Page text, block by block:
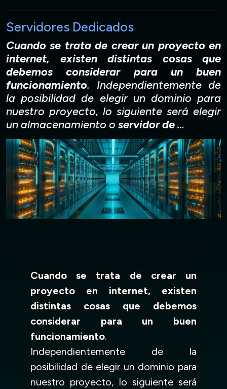
Servidores Dedicados
Cuando se trata de crear un proyecto en
internet, existen distintas cosas que
debemos considerar para un buen
funcionamiento. Independientemente de
la posibilidad de elegir un dominio para
nuestro proyecto, lo siguiente será elegir
un almacenamiento o servidor de…
Cuando se trata de crear un
proyecto en internet, existen
distintas cosas que debemos
considerar para un buen
funcionamiento.
Independientemente de la
posibilidad de elegir un dominio para
nuestro proyecto, lo siguiente será